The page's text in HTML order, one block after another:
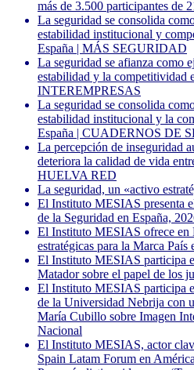
más de 3.500 participantes de
La seguridad se consolida
estabilidad institucional y
España | MÁS SEGURIDAD
La seguridad se afianza como
estabilidad y la competitividad
INTEREMPRESAS
La seguridad se consolida
estabilidad institucional y la
España | CUADERNOS DE
La percepción de inseguridad
deteriora la calidad de vida
HUELVA RED
La seguridad, un «activo
El Instituto MESIAS presenta
de la Seguridad en España,
El Instituto MESIAS ofrece en
estratégicas para la Marca País
El Instituto MESIAS participa
Matador sobre el papel de los
El Instituto MESIAS participa
de la Universidad Nebrija con
María Cubillo sobre Imagen
Nacional
El Instituto MESIAS, actor
Spain Latam Forum en